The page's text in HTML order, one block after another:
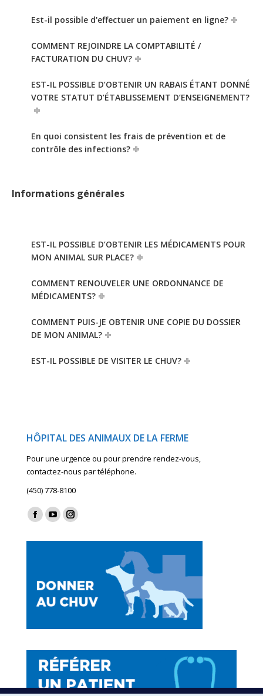
Est-il possible d'effectuer un paiement en ligne?
COMMENT REJOINDRE LA COMPTABILITÉ /
FACTURATION DU CHUV?
EST-IL POSSIBLE D’OBTENIR UN RABAIS ÉTANT DONNÉ
VOTRE STATUT D’ÉTABLISSEMENT D’ENSEIGNEMENT?
En quoi consistent les frais de prévention et de
contrôle des infections?
Informations générales
EST-IL POSSIBLE D’OBTENIR LES MÉDICAMENTS POUR
MON ANIMAL SUR PLACE?
COMMENT RENOUVELER UNE ORDONNANCE DE
MÉDICAMENTS?
COMMENT PUIS-JE OBTENIR UNE COPIE DU DOSSIER
DE MON ANIMAL?
EST-IL POSSIBLE DE VISITER LE CHUV?
HÔPITAL DES ANIMAUX DE LA FERME
Pour une urgence ou pour prendre rendez-vous,
contactez-nous par téléphone.
(450) 778-8100
Find us on:
Facebook
new
window
YouTube
new
window
Instagram
new
window